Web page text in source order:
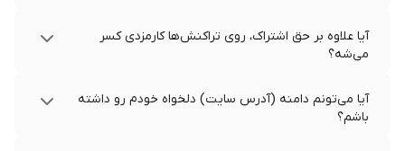
آیا علاوه بر حق اشتراک، روی تراکنش‌ها کارمزدی کسر
می‌شه؟
آیا می‌تونم دامنه (آدرس سایت) دلخواه خودم رو داشته
باشم؟